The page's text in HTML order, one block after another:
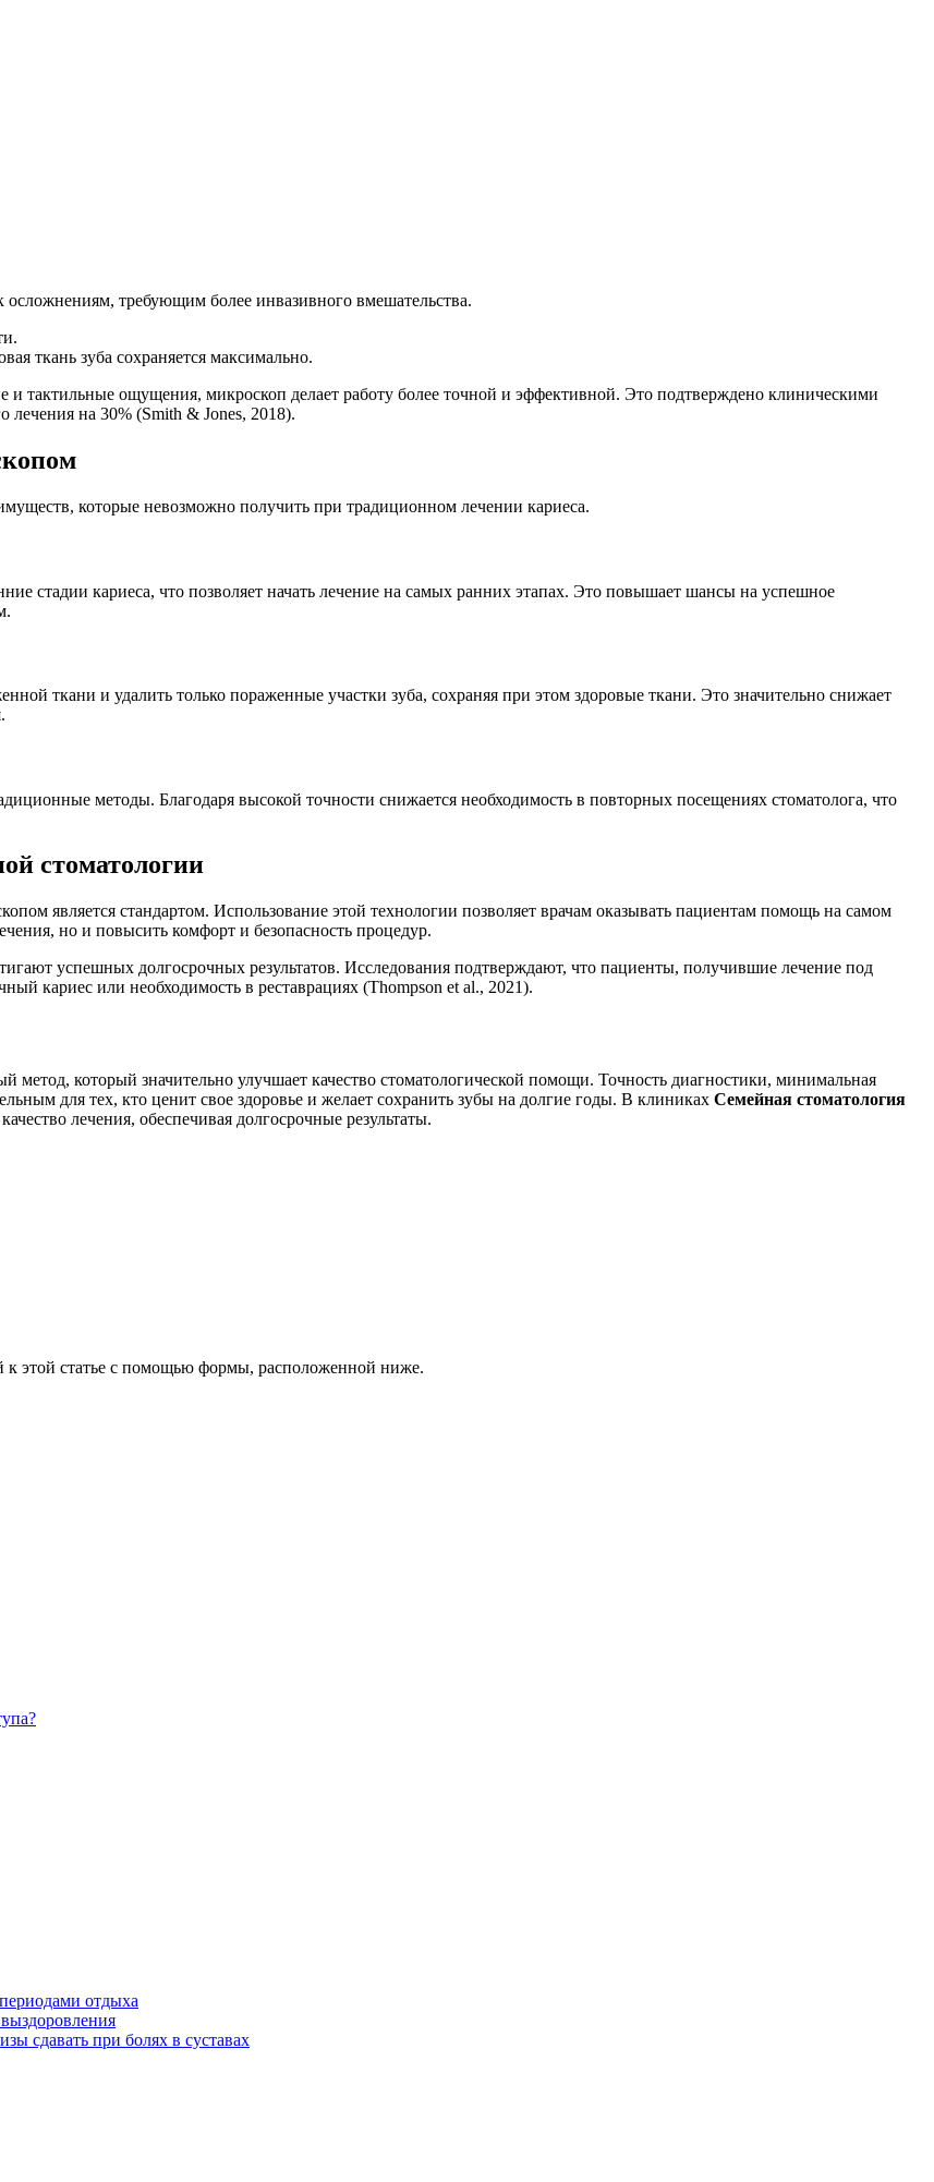
требующим более инвазивного вмешательства.
ткань зуба сохраняется максимально.
и тактильные ощущения, микроскоп делает работу более точной и эффективной. Это подтверждено клиническими
на 30% (Smith & Jones, 2018).
которые невозможно получить при традиционном лечении кариеса.
стадии кариеса, что позволяет начать лечение на самых ранних этапах. Это повышает шансы на успешное
ткани и удалить только пораженные участки зуба, сохраняя при этом здоровые ткани. Это значительно снижает
методы. Благодаря высокой точности снижается необходимость в повторных посещениях стоматолога, что
стоматологии
является стандартом. Использование этой технологии позволяет врачам оказывать пациентам помощь на самом
но и повысить комфорт и безопасность процедур.
успешных долгосрочных результатов. Исследования подтверждают, что пациенты, получившие лечение под
кариес или необходимость в реставрациях (Thompson et al., 2021).
который значительно улучшает качество стоматологической помощи. Точность диагностики, минимальная
для тех, кто ценит свое здоровье и желает сохранить зубы на долгие годы. В клиниках Семейная стоматология
лечения, обеспечивая долгосрочные результаты.
этой статье с помощью формы, расположенной ниже.
отдыха
сдавать при болях в суставах